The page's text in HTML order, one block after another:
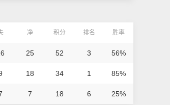
净 积分 排名 胜率
25 52 3 56%
18 34 1 85%
7 18 6 25%